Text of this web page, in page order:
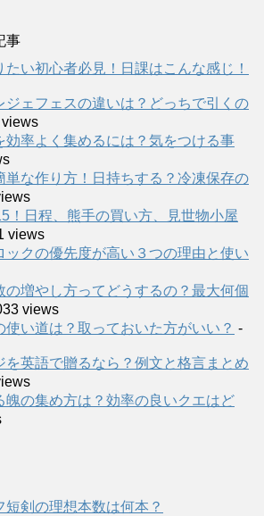
事
い初心者必見！日課はこんな感じ！
ジェフェスの違いは？どっちで引くの
効率よく集めるには？気をつける事
単な作り方！日持ちする？冷凍保存の
！日程、熊手の買い方、見世物小屋
views
ックの優先度が高い３つの理由と使い
の増やし方ってどうするの？最大何個
views
使い道は？取っておいた方がいい？ -
を英語で贈るなら？例文と格言まとめ
魄の集め方は？効率の良いクエはど
短剣の理想本数は何本？